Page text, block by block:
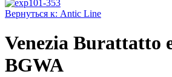
Вернуться к: Antic Line
Venezia Burattatto
BGWA